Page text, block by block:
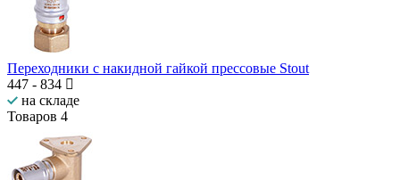
Переходники с накидной гайкой прессовые Stout
447 - 834
на складе
Товаров 4